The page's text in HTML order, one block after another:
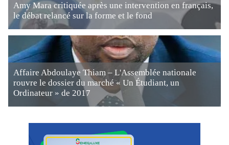
Amy Mara critiquée après une intervention en français,
le débat relancé sur la forme et le fond
Affaire Abdoulaye Thiam – L'Assemblée nationale
rouvre le dossier du marché « Un Étudiant, un
Ordinateur » de 2017